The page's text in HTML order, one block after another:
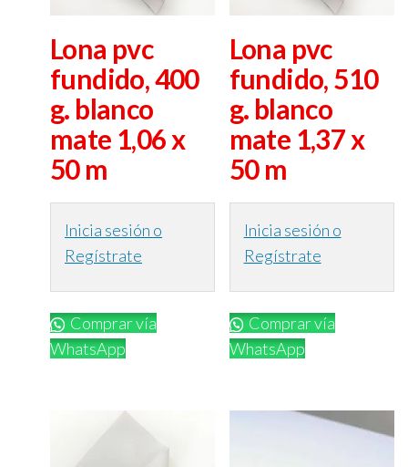
Lona pvc
fundido, 400
g. blanco
mate 1,06 x
50 m
Inicia sesión o
Regístrate
Comprar vía
WhatsApp
Lona pvc
fundido, 510
g. blanco
mate 1,37 x
50 m
Inicia sesión o
Regístrate
Comprar vía
WhatsApp